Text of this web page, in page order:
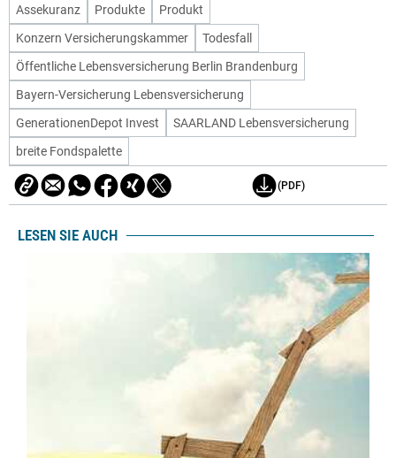
Assekuranz Produkte
Produkt
Konzern Versicherungskammer
Todesfall
Öffentliche Lebensversicherung Berlin Brandenburg
Bayern-Versicherung Lebensversicherung
GenerationenDepot Invest
SAARLAND Lebensversicherung
breite Fondspalette
(PDF)
LESEN SIE AUCH